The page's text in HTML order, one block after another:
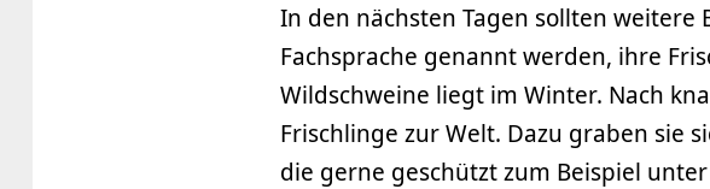
In den nächsten Tagen sollten
Fachsprache genannt werden, ihre
Wildschweine liegt im Winter. Nach
Frischlinge zur Welt. Dazu graben sie
die gerne geschützt zum Beispiel